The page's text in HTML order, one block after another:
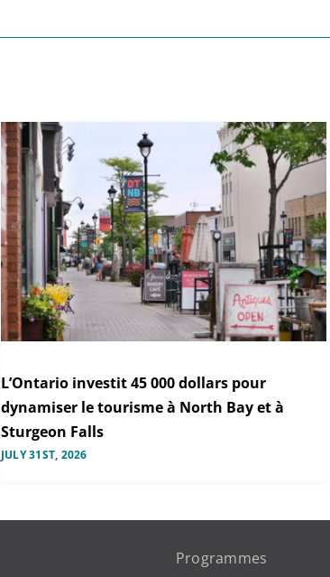
L’Ontario investit 45 000 dollars pour
dynamiser le tourisme à North Bay et à
Sturgeon Falls
JULY 31ST, 2026
Programmes